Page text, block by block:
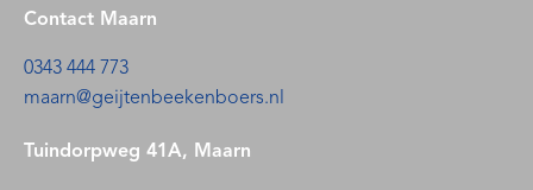
Contact Maarn
0343 444 773
maarn@geijtenbeekenboers.nl
Tuindorpweg 41A, Maarn